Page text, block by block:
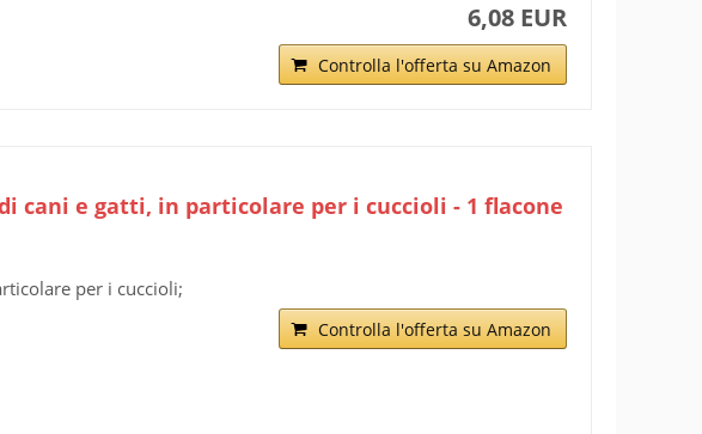
6,08 EUR
Controlla l'offerta su Amazon
cani e gatti, in particolare per i cuccioli - 1 flacone
per i cuccioli;
Controlla l'offerta su Amazon